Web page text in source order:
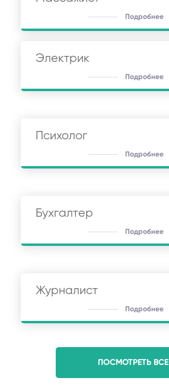
Подробнее
Электрик
Подробнее
Психолог
Подробнее
Бухгалтер
Подробнее
Журналист
Подробнее
ПОСМОТРЕТЬ ВСЕ